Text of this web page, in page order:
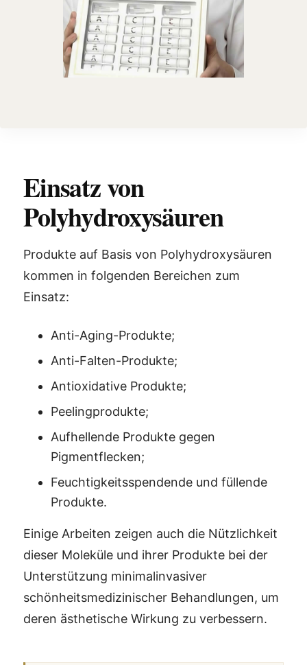
Einsatz von
Polyhydroxysäuren
Produkte auf Basis von Polyhydroxysäuren
kommen in folgenden Bereichen zum
Einsatz:
Anti-Aging-Produkte;
Anti-Falten-Produkte;
Antioxidative Produkte;
Peelingprodukte;
Aufhellende Produkte gegen
Pigmentflecken;
Feuchtigkeitsspendende und füllende
Produkte.
Einige Arbeiten zeigen auch die Nützlichkeit
dieser Moleküle und ihrer Produkte bei der
Unterstützung minimalinvasiver
schönheitsmedizinischer Behandlungen, um
deren ästhetische Wirkung zu verbessern.